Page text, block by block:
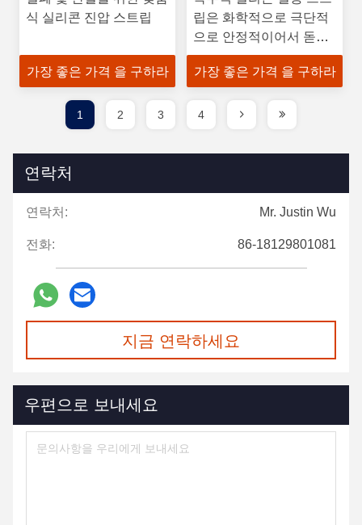
식 실리콘 진압 스트립
가장 좋은 가격 을 구하라
립은 화학적으로 극단적
으로 안정적이어서 돋보
이게 합니다
가장 좋은 가격 을 구하라
1 2 3 4
연락처
연락처: Mr. Justin Wu
전화: 86-18129801081
지금 연락하세요
우편으로 보내세요